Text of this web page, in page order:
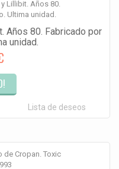
Años 80. Fabricado por
unidad.
Lista de deseos